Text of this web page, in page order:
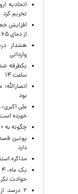
تحریم کرد
افزایش
از دمای ۶۵ درجه
هشدار
وارداتی
یکطرفه
ساعت ۱۴
بود
علی
خورده است
چگونه به
پوتین
دارد
مذاکره
حوادث